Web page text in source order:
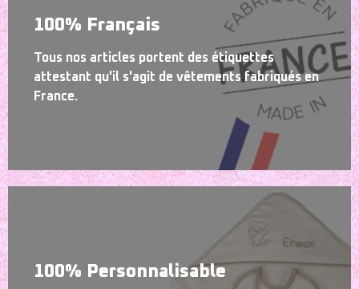
100% Français
Tous nos articles portent des étiquettes
attestant qu'il s'agit de vêtements fabriqués en
France.
100% Personnalisable